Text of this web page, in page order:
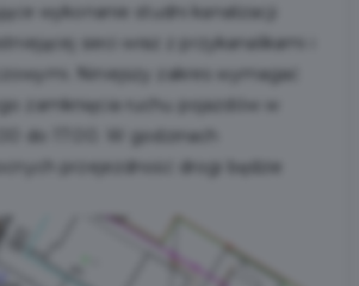
wykonanie studni kanalizacji
sieci wraz z przykanalikami i
Niniejszy zakres wymagać
zamknięcia ruchu pojazdów w
do 17.00. W godzinach
przejezdność drogi będzie